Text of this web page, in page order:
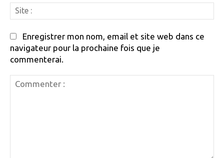
:
Enregistrer mon nom, email et site web dans ce
navigateur pour la prochaine fois que je
commenterai.